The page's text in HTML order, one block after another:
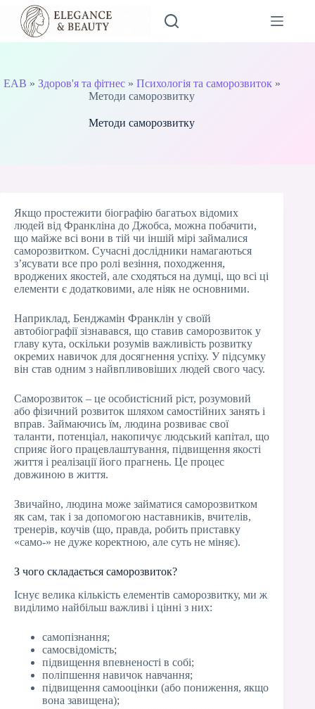
Перейти
вмісту
EAB » Здоров'я та фітнес» Психологія та саморозвиток»
Методи саморозвитку
Методи саморозвитку
Якщо простежити біографію багатьох відомих
людей від Франкліна до Джобса, можна побачити,
що майже всі вони в тій чи іншій мірі займалися
саморозвитком. Сучасні дослідники намагаються
з’ясувати все про ролі везіння, походження,
вроджених якостей, але сходяться на думці, що всі ці
елементи є додатковими, але ніяк не основними.
Наприклад, Бенджамін Франклін у своїй
автобіографії зізнавався, що ставив саморозвиток у
главу кута, оскільки розумів важливість розвитку
окремих навичок для досягнення успіху. У підсумку
він став одним з найвпливовіших людей свого часу.
Саморозвиток – це особистісний ріст, розумовий
або фізичний розвиток шляхом самостійних занять і
вправ. Займаючись їм, людина розвиває свої
таланти, потенціал, накопичує людський капітал, що
сприяє його працевлаштування, підвищення якості
життя і реалізації його прагнень. Це процес
довжиною в життя.
Звичайно, людина може займатися саморозвитком
як сам, так і за допомогою наставників, вчителів,
тренерів, коучів (що, правда, робить приставку
«само-» не дуже коректною, але суть не міняє).
З чого складається саморозвиток?
Існує велика кількість елементів саморозвитку, ми ж
виділимо найбільш важливі і цінні з них:
самопізнання;
самосвідомість;
підвищення впевненості в собі;
поліпшення навичок навчання;
підвищення самооцінки (або пониження, якщо
вона завищена);